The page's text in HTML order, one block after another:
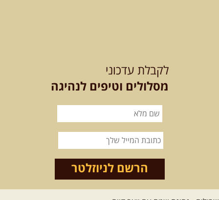
מסעות בעולם
קירגיסטאן – בעקבות הנוודים,
והמרגשות בעולם. קירגיסטאן היא לא ...
לקבלת עדכוני
מסלולים וטיפים לנהיגה
הרשם לניוזלטר